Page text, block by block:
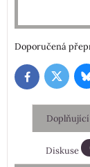
FacebookTwitter
Diskuse